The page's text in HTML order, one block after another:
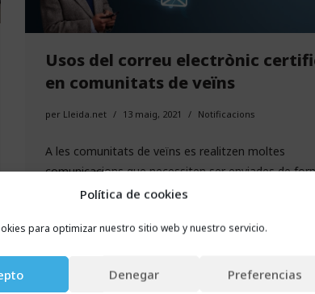
Política de cookies
para optimizar nuestro sitio web y nuestro servicio.
Denegar Preferencias
Usos del correu electrònic
en comunitats de veïns
per Lleida.net 13 maig, 2021 Notificacions
A les comunitats de veïns es realitzen moltes
comunicacions que necessiten ser enviades de
fefaent i en les que el correu electrònic certificat
seguretat jurídica. En aquest post t’expliquem els
veïns, els seus avantatges i la seva validesa legal.